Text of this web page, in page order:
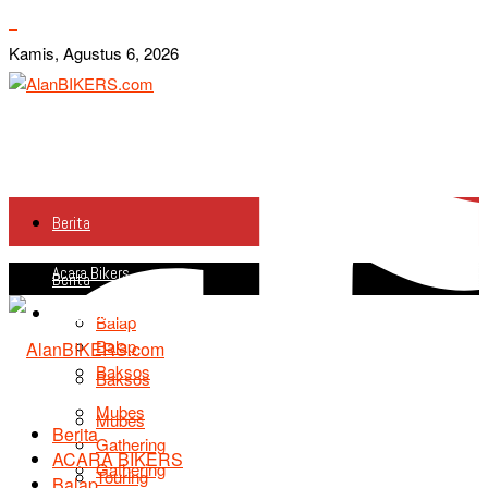
Kamis, Agustus 6, 2026
Berita
Acara Bikers
Balap
Baksos
Mubes
Gathering
Berita
Acara Bikers
Balap
Baksos
Mubes
Gathering
Touring
Berita
ACARA BIKERS